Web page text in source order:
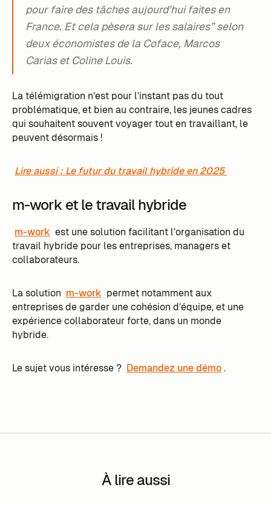
pour faire des tâches aujourd’hui faites en
France. Et cela pèsera sur les salaires” selon
deux économistes de la Coface, Marcos
Carias et Coline Louis.
La télémigration n’est pour l’instant pas du tout
problématique, et bien au contraire, les jeunes cadres
qui souhaitent souvent voyager tout en travaillant, le
peuvent désormais !
Lire aussi : Le futur du travail hybride en 2025
m-work et le travail hybride
m-work est une solution facilitant l’organisation du
travail hybride pour les entreprises, managers et
collaborateurs.
La solution m-work permet notamment aux
entreprises de garder une cohésion d’équipe, et une
expérience collaborateur forte, dans un monde
hybride.
Le sujet vous intéresse ? Demandez une démo.
À lire aussi